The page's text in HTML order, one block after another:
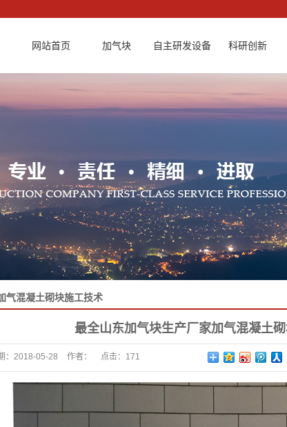
网站首页 加气块
120mm240
200mm240
240mm240
300mm240
自主研发设备
料浆破碎机
切割改进型
切割机双轴
科研创新
加气块节能
气混凝土砌块施工技术
最全山东加气块生产厂家加气混凝土
2018-05-28 作者： 点击： 171